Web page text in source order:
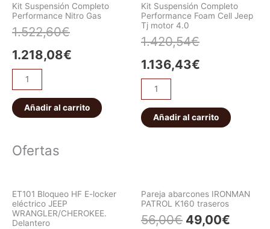
Kit Suspensión Completo
Performance Nitro Gas
1.522,60€
1.218,08€
Añadir al carrito
Kit Suspensión Completo
Performance Foam Cell Jeep
Tj motor 4.0
1.420,54€
1.136,43€
Añadir al carrito
Ofertas
ET101 Bloqueo HF E-locker
eléctrico JEEP
WRANGLER/CHEROKEE.
Delantero
Pareja abarcones IRONMAN
PATROL K160 traseros
56,00€ 49,00€